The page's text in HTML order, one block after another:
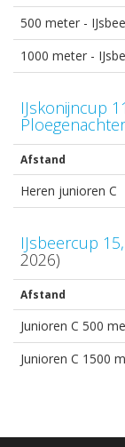
500 meter -
1000 meter -
IJskonijncup
Afstand
Heren junioren C
IJsbeercup
2026)
Afstand
Junioren C 500
Junioren C 1500